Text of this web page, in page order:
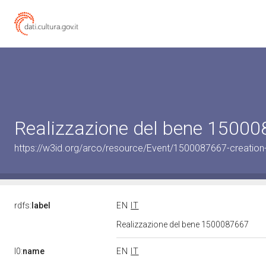
Realizzazione del bene
https://w3id.org/arco/resource/Event/1500087667-
rdfs: label EN
IT
Realizzazione del bene 1500087667
l0:name EN
IT